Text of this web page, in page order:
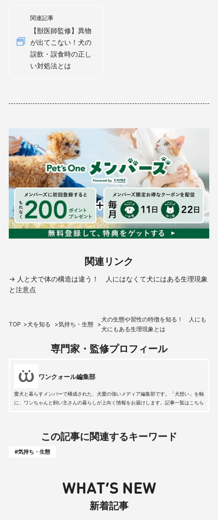
関連記事
【獣医師監修】異物
が出てこない！犬の
誤飲・誤食時の正し
い対処法とは
関連リンク
→ 人と犬で体の構造は違う！ 人にはなくて犬にはある生理現象
と注意点
TOP 犬を知る 気持ち・生態
犬の生態や習性の特徴を知る！ 人にも
犬にもある生理現象とは
専門家・監修プロフィール
ワンクォール編集部
愛犬と暮らすメンバーで構成された、犬愛の強いメディア編集部です。「犬想い」を軸
に、ワンちゃんと飼い主さんの暮らしが上向く情報をお届けします。記事一覧はこちら
この記事に関連するキーワード
#気持ち・生態
WHAT’S NEW
新着記事